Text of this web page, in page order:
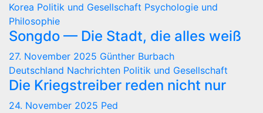
Korea Politik und Gesellschaft Psychologie und
Philosophie
Songdo — Die Stadt, die alles weiß
27. November 2025 Günther Burbach
Deutschland Nachrichten Politik und Gesellschaft
Die Kriegstreiber reden nicht nur
24. November 2025 Ped